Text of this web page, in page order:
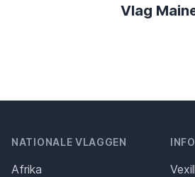
Vlag
NATIONALE VLAGGEN
Afrika